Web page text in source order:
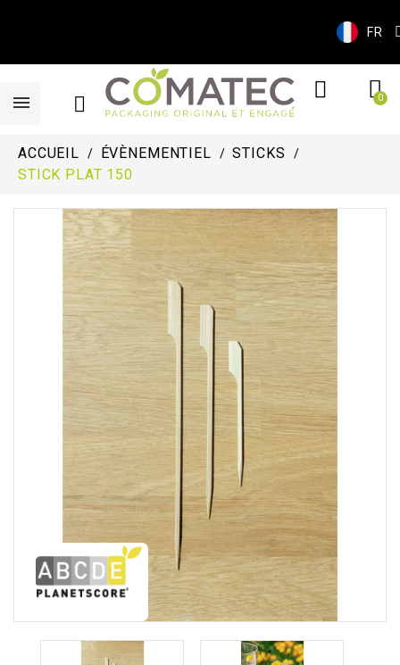
FR
ACCUEIL ÉVÈNEMENTIEL
STICKS
STICK PLAT 150